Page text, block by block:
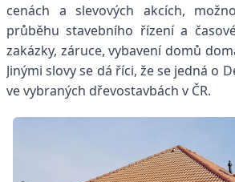
cenách a slevových akcích,
průběhu stavebního řízení a
zakázky, záruce, vybavení domů
Jinými slovy se dá říci, že se jedná o
ve vybraných dřevostavbách v ČR.